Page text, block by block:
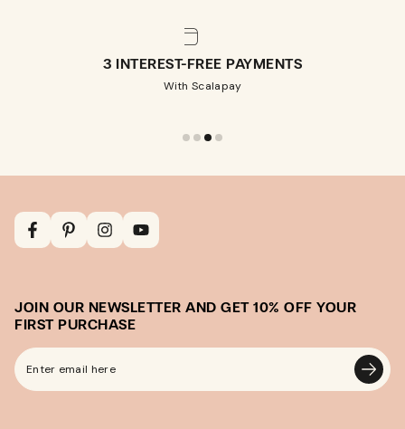
3 INTEREST-FREE PAYMENTS
With Scalapay
JOIN OUR NEWSLETTER AND GET 10% OFF YOUR
FIRST PURCHASE
Enter
email
FacebookPinterestInstagramYouTube